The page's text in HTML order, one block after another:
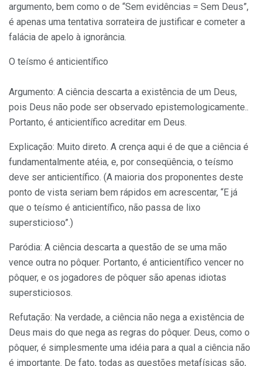
argumento, bem como o de “Sem evidências = Sem Deus”,
é apenas uma tentativa sorrateira de justificar e cometer a
falácia de apelo à ignorância.
O teísmo é anticientífico
Argumento: A ciência descarta a existência de um Deus,
pois Deus não pode ser observado epistemologicamente..
Portanto, é anticientífico acreditar em Deus.
Explicação: Muito direto. A crença aqui é de que a ciência é
fundamentalmente atéia, e, por conseqüência, o teísmo
deve ser anticientífico. (A maioria dos proponentes deste
ponto de vista seriam bem rápidos em acrescentar, “E já
que o teísmo é anticientífico, não passa de lixo
supersticioso”.)
Paródia: A ciência descarta a questão de se uma mão
vence outra no pôquer. Portanto, é anticientífico vencer no
pôquer, e os jogadores de pôquer são apenas idiotas
supersticiosos.
Refutação: Na verdade, a ciência não nega a existência de
Deus mais do que nega as regras do pôquer. Deus, como o
pôquer, é simplesmente uma idéia para a qual a ciência não
é importante. De fato, todas as questões metafísicas são,